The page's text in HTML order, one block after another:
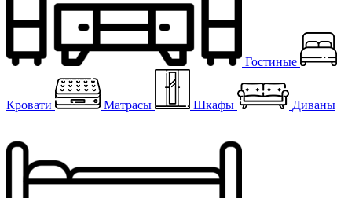
Гостиные
Кровати Матрасы Шкафы Диваны